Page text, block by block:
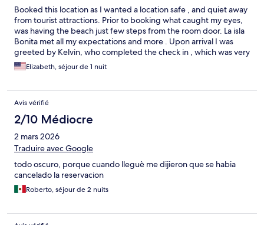
Booked this location as I wanted a location safe , and quiet away
from tourist attractions. Prior to booking what caught my eyes,
was having the beach just few steps from the room door. La isla
Bonita met all my expectations and more . Upon arrival I was
greeted by Kelvin, who completed the check in , which was very
quick . I booked the two bedroom family stay . Kelvin gave us a
tour of the apartment we were going to be staying . Which I felt
side of the apartment . Both room with huge windows and
ocean view. Rooms were really spacious with walk in closet. High
chair and crib were available if needed . Been able to be just
few steps to our own private beach with a toddler was amazing ,
I was able to run after my child without a worry about being at
an over crowded beach .The beach area was super clean with
rise off area . The staff was so kind the minute we walked to the
beach one of them came and brought my daughter toys to play
in the sand . They came over to ask if we wanted anything to
you are looking for authentic Dominican food , here you will find
the best . Every single plate we got from the appetizers to the
Elizabeth, séjour de 1 nuit
Avis vérifié
2/10 Médiocre
2 mars 2026
Traduire avec Google
todo oscuro, porque cuando lleguè me dijieron que se habia
cancelado la reservacion
Roberto, séjour de 2 nuits